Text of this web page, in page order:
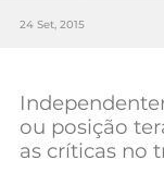
24 Set, 2015
ou posição
as críticas no